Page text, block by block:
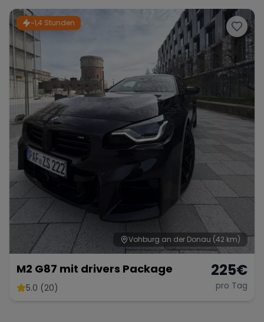
Range Rover
~1,4 Stunden
Vohburg an der Donau (42 km)
M2 G87 mit drivers Package
5.0 (20)
225€
pro Tag